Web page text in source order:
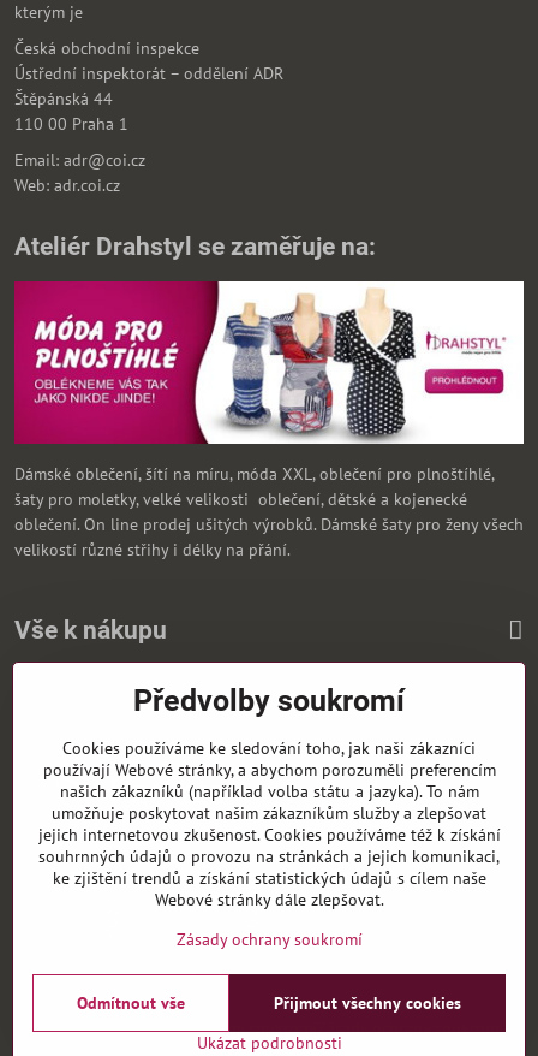
kterým je
Česká obchodní inspekce
Ústřední inspektorát – oddělení ADR
Štěpánská 44
110 00 Praha 1
Email: adr@coi.cz
Web: adr.coi.cz
Ateliér Drahstyl se zaměřuje na:
Dámské oblečení, šítí na míru, móda XXL, oblečení pro plnoštíhlé,
šaty pro moletky, velké velikosti oblečení, dětské a kojenecké
oblečení. On line prodej ušitých výrobků. Dámské šaty pro ženy všech
velikostí různé střihy i délky na přání.
Vše k nákupu
Zasíláme i na Slovensko
©2026CopyrightPředvolby soukromíZásady ochrany soukromí
Předvolby soukromí
Cookies používáme ke sledování toho, jak naši zákazníci
používají Webové stránky, a abychom porozuměli preferencím
našich zákazníků (například volba státu a jazyka). To nám
umožňuje poskytovat našim zákazníkům služby a zlepšovat
jejich internetovou zkušenost. Cookies používáme též k získání
souhrnných údajů o provozu na stránkách a jejich komunikaci,
ke zjištění trendů a získání statistických údajů s cílem naše
Webové stránky dále zlepšovat.
Zásady ochrany soukromí
Ukázat podrobnosti
Přijmout všechny cookies
Odmítnout vše